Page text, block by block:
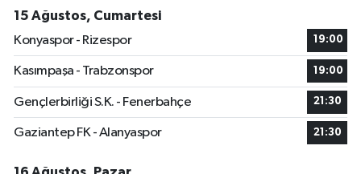
15 Ağustos, Cumartesi
Konyaspor - Rizespor
19:00
Kasımpaşa - Trabzonspor 19:00
Gençlerbirliği S.K. - Fenerbahçe 21:30
Gaziantep FK - Alanyaspor 21:30